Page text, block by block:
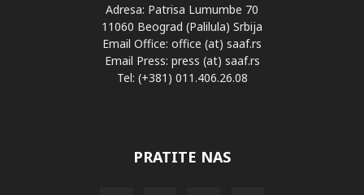
Adresa: Patrisa Lumumbe 70
11060 Beograd (Palilula) Srbija
Email Office: office (at) saaf.rs
Email Press: press (at) saaf.rs
Tel: (+381) 011.406.26.08
PRATITE NAS